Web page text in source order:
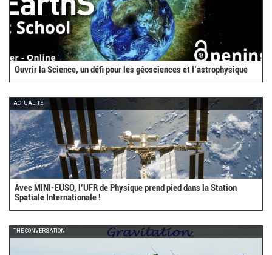
Ouvrir la Science, un défi pour les géosciences et l’astrophysique
ACTUALITÉ
Avec MINI-EUSO, l’UFR de Physique prend pied dans la Station
Spatiale Internationale !
THE CONVERSATION